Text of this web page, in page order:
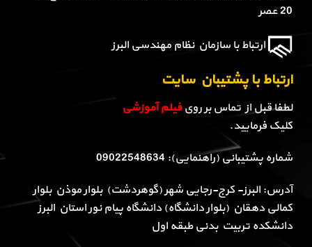
20 عصر
ارتباط با سازمان نظام مهندسی البرز
ارتباط با پشتیبان سایت
لطفا قبل از تماس بر رویفیلم آموزشی
کلیک فرمایید.
شماره پشتیبانی (راهنمایی): 09022548634
آدرس: البرز- کرج-رجایی شهر (گوهردشت) بلوار موذن بلوار
کمالی دهقان (بلوار دانشگاه) دانشگاه پیام نور استان البرز
دانشکده تربیت بدنی طبقه اول